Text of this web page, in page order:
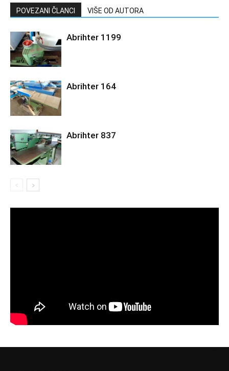
POVEZANI ČLANCI VIŠE OD AUTORA
Abrihter 1199
Abrihter 164
Abrihter 837